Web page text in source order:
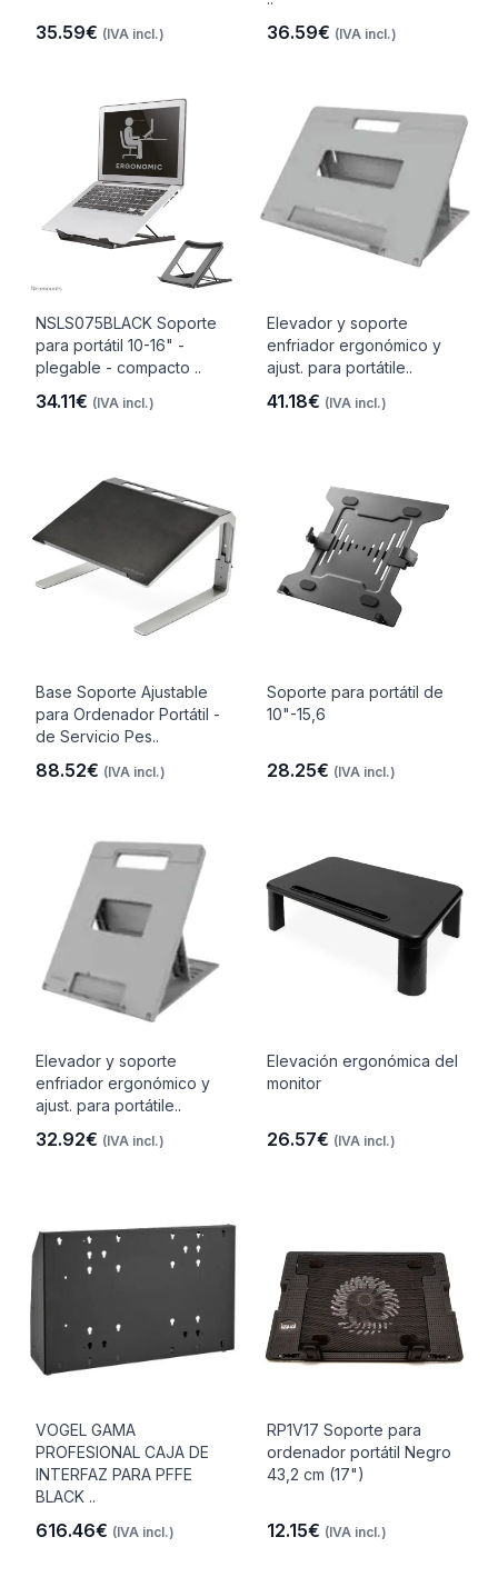
35.59€ (IVA incl.) 36.59€ (IVA incl.)
NSLS075BLACK Soporte
para portátil 10-16" -
plegable - compacto ..
34.11€ (IVA incl.)
Elevador y soporte
enfriador ergonómico y
ajust. para portátile..
41.18€ (IVA incl.)
Base Soporte Ajustable
para Ordenador Portátil -
de Servicio Pes..
88.52€ (IVA incl.)
Soporte para portátil de
10"-15,6
28.25€ (IVA incl.)
Elevador y soporte
enfriador ergonómico y
ajust. para portátile..
32.92€ (IVA incl.)
Elevación ergonómica del
monitor
26.57€ (IVA incl.)
VOGEL GAMA
PROFESIONAL CAJA DE
INTERFAZ PARA PFFE
BLACK ..
616.46€ (IVA incl.)
RP1V17 Soporte para
ordenador portátil Negro
43,2 cm (17")
12.15€ (IVA incl.)